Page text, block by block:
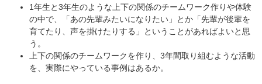
1年生と3年生のような上下の関係のチームワーク作りや体験
の中で、「あの先輩みたいになりたい」とか「先輩が後輩を
育てたり、声を掛けたりする」ということがあればよいと思
う。
上下の関係のチームワークを作り、3年間取り組むような活動
を、実際にやっている事例はあるか。